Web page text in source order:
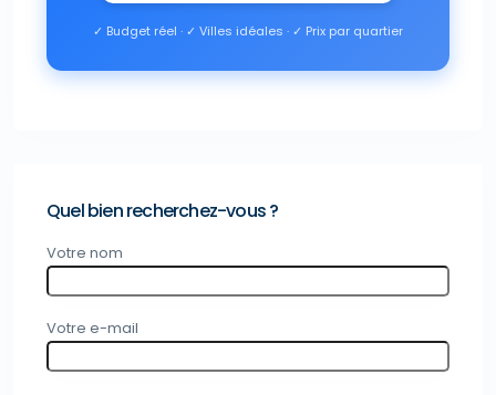
✓ Budget réel · ✓ Villes idéales · ✓ Prix par quartier
Quel bien recherchez-vous ?
Votre nom
Votre e-mail